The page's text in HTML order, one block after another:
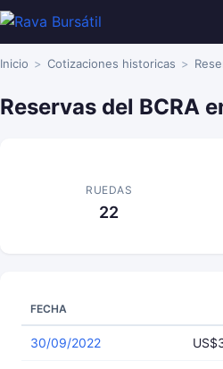
Inicio Cotizaciones historicas
Reservas del BCRA
RUEDAS
22
FECHA
30/09/2022